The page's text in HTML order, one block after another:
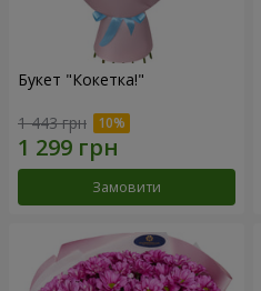
Букет "Кокетка!"
1 443 грн
Замовити